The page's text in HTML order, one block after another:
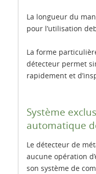
La longueur du
pour l’utilisation
La forme
détecteur permet
rapidement et
Système
automatique
Le détecteur de
aucune opération
son système de